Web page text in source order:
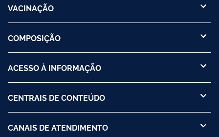
VACINAÇÃO
COMPOSIÇÃO
ACESSO À INFORMAÇÃO
CENTRAIS DE CONTEÚDO
CANAIS DE ATENDIMENTO